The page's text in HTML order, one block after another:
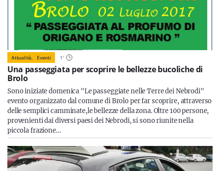
Attualità, Eventi 1'
Una passeggiata per scoprire le bellezze bucoliche di
Brolo
Sono iniziate domenica "Le passeggiate nelle Terre dei Nebrodi"
evento organizzato dal comune di Brolo per far scoprire, attraverso
delle semplici camminate,le bellezze della zona. Oltre 100 persone,
provenienti dai diversi paesi dei Nebrodi, si sono riunite nella
piccola frazione…